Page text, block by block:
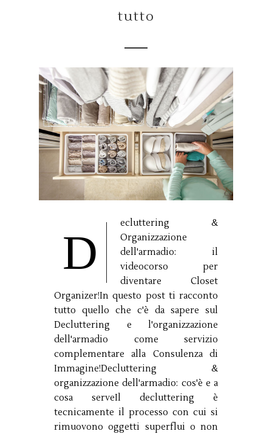
tutto
D
ecluttering &
Organizzazione
dell'armadio: il
videocorso per
diventare Closet
Organizer!In questo post ti racconto
tutto quello che c'è da sapere sul
Decluttering e l'organizzazione
dell'armadio come servizio
complementare alla Consulenza di
Immagine!Decluttering &
organizzazione dell'armadio: cos'è e a
cosa serveIl decluttering è
tecnicamente il processo con cui si
rimuovono oggetti superflui o non